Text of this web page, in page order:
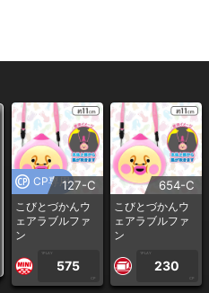
CP専用127-C
こびとづかんウ
ェアラブルファ
ン
1PLAY
575
CP
654-C
こびとづかんウ
ェアラブルファ
ン
1PLAY
230
CP